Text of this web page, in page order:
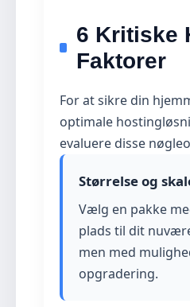
6 Kritiske
Faktorer
For at sikre din
optimale
evaluere disse
Størrelse og
Vælg en pakke
plads til dit
men med
opgradering.